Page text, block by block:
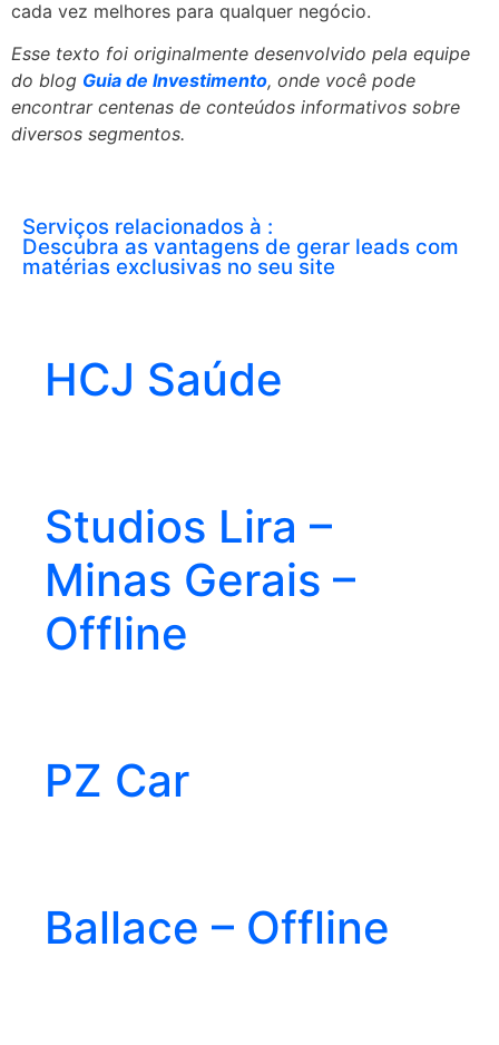
cada vez melhores para qualquer negócio.
Esse texto foi originalmente desenvolvido pela equipe
do blog Guia de Investimento, onde você pode
encontrar centenas de conteúdos informativos sobre
diversos segmentos.
Serviços relacionados à :
Descubra as vantagens de gerar leads com
matérias exclusivas no seu site
HCJ Saúde
Studios Lira –
Minas Gerais –
Offline
PZ Car
Ballace – Offline